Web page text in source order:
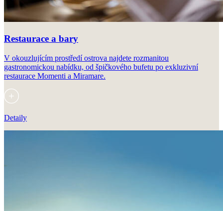
Restaurace a bary
V okouzlujícím prostředí ostrova najdete rozmanitou
gastronomickou nabídku, od špičkového bufetu po exkluzivní
restaurace Momenti a Miramare.
Detaily